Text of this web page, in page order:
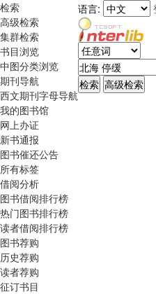
检索
高级检索
集群检索
书目浏览
中图分类浏览
期刊导航
西文期刊字母导航
我的图书馆
网上办证
新书通报
图书催还公告
所有标签
借阅分析
图书借阅排行榜
热门图书排行榜
读者借阅排行榜
图书荐购
历史荐购
读者荐购
征订书目
语言: